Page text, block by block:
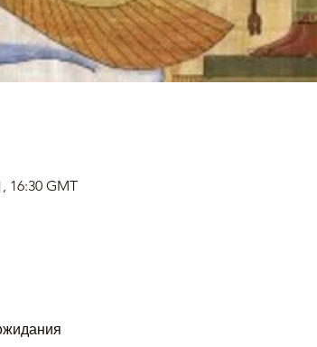
16:30 GMT